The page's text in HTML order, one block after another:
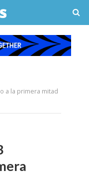
a la primera mitad